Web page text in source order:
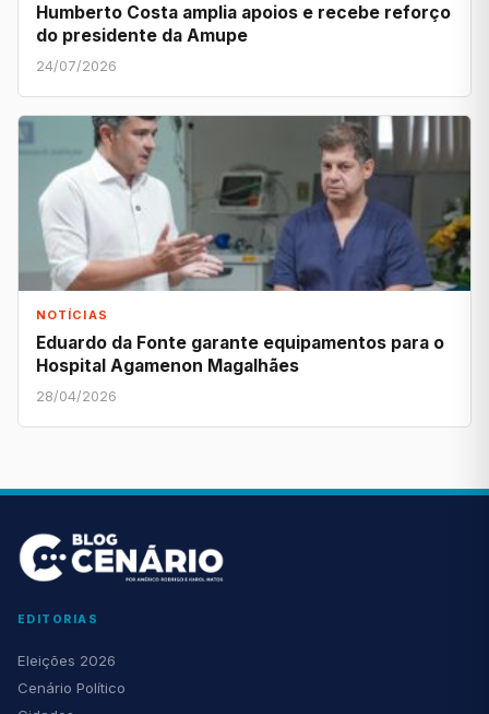
Humberto Costa amplia apoios e recebe reforço
do presidente da Amupe
24/07/2026
NOTÍCIAS
Eduardo da Fonte garante equipamentos para o
Hospital Agamenon Magalhães
28/04/2026
EDITORIAS
Eleições 2026
Cenário Político